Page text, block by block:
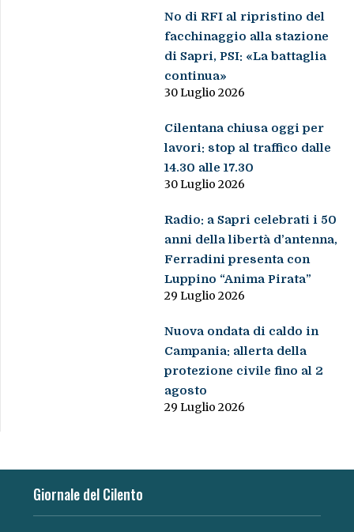
No di RFI al ripristino del
facchinaggio alla stazione
di Sapri, PSI: «La battaglia
continua»
30 Luglio 2026
Cilentana chiusa oggi per
lavori: stop al traffico dalle
14.30 alle 17.30
30 Luglio 2026
Radio: a Sapri celebrati i 50
anni della libertà d’antenna,
Ferradini presenta con
Luppino “Anima Pirata”
29 Luglio 2026
Nuova ondata di caldo in
Campania: allerta della
protezione civile fino al 2
agosto
29 Luglio 2026
Giornale del Cilento